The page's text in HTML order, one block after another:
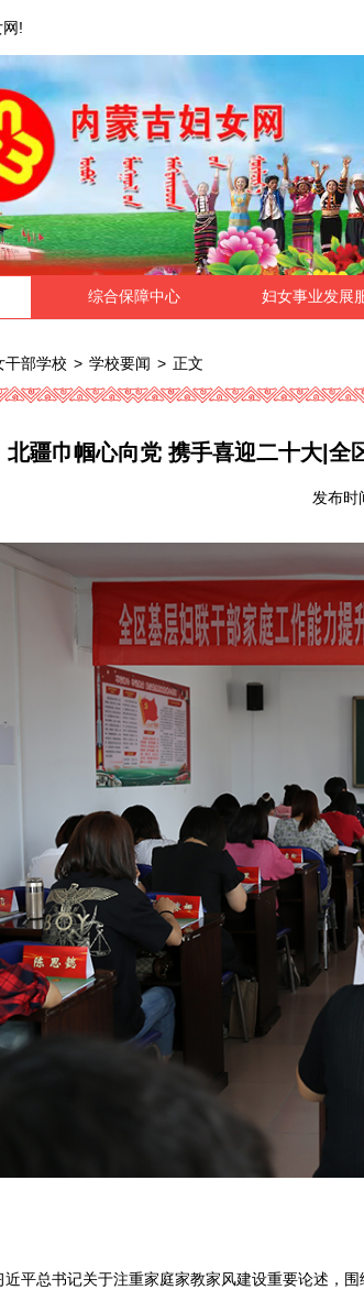
!
综合保障中心 妇女事业发展
干部学校 > 学校要闻 > 正文
北疆巾帼心向党 携手喜迎二十大|全
发布
近平总书记关于注重家庭家教家风建设重要论述，